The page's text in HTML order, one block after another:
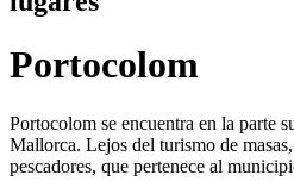
Portocolom
Portocolom se encuentra en la parte
Mallorca. Lejos del turismo de
pescadores, que pertenece al